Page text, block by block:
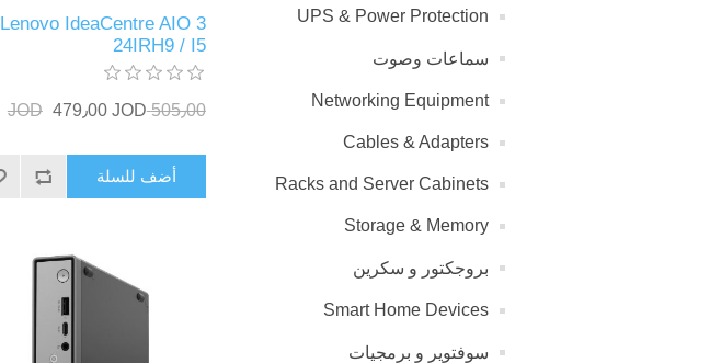
UPS & Power Protection
سماعات وصوت
Networking Equipment
Cables & Adapters
Racks and Server Cabinets
Storage & Memory
بروجكتور و سكرين
Smart Home Devices
سوفتوير و برمجيات
Lenovo IdeaCentre AIO 3
24IRH9 / I5
505٫00 JOD 479٫00 JOD
أضف للسلة